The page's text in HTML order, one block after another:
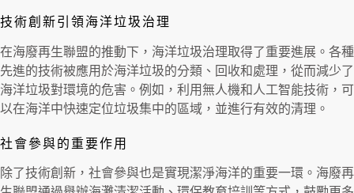
技術創新引領海洋垃圾治理
在海廢再生聯盟的推動下，海洋垃圾治理取得了重要進展。各種
先進的技術被應用於海洋垃圾的分類、回收和處理，從而減少了
海洋垃圾對環境的危害。例如，利用無人機和人工智能技術，可
以在海洋中快速定位垃圾集中的區域，並進行有效的清理。
社會參與的重要作用
除了技術創新，社會參與也是實現潔淨海洋的重要一環。海廢再